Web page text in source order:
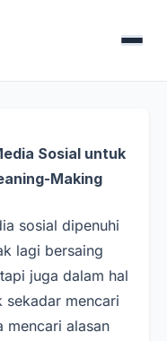
Menu
Sosial untuk
Making
sosial dipenuhi
lagi bersaing
juga dalam hal
sekadar mencari
alasan